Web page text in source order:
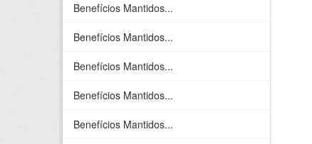
Benefícios Mantidos...
Benefícios Mantidos...
Benefícios Mantidos...
Benefícios Mantidos...
Benefícios Mantidos...